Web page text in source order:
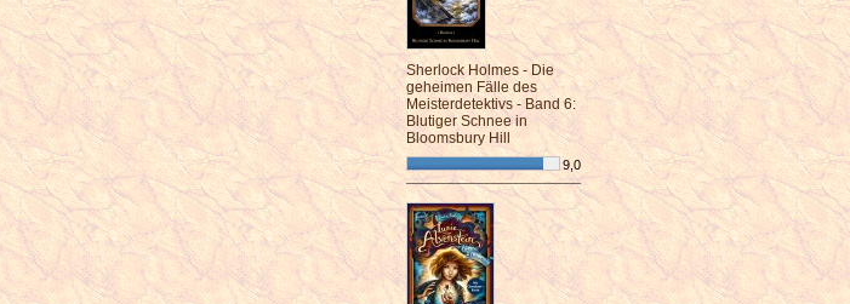
Sherlock Holmes - Die
geheimen Fälle des
Meisterdetektivs - Band 6:
Blutiger Schnee in
Bloomsbury Hill
9,0
¯¯¯¯¯¯¯¯¯¯¯¯¯¯¯¯¯¯¯¯¯¯¯¯